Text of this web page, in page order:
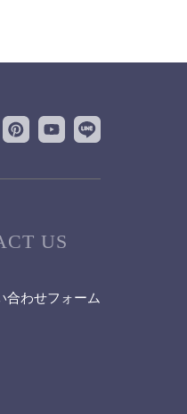
US
わせフォーム